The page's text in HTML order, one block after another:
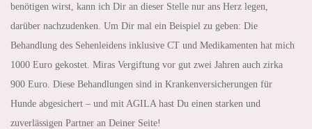
benötigen wirst, kann ich Dir an dieser Stelle nur ans Herz legen,
darüber nachzudenken. Um Dir mal ein Beispiel zu geben: Die
Behandlung des Sehenleidens inklusive CT und Medikamenten hat mich
1000 Euro gekostet. Miras Vergiftung vor gut zwei Jahren auch zirka
900 Euro. Diese Behandlungen sind in Krankenversicherungen für
Hunde abgesichert – und mit AGILA hast Du einen starken und
zuverlässigen Partner an Deiner Seite!